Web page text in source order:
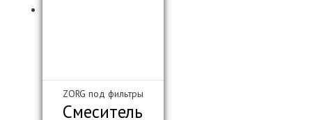
ZORG под фильтры
Смеситель